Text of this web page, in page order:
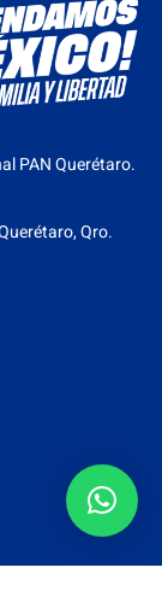
PAN Querétaro.
Qro.